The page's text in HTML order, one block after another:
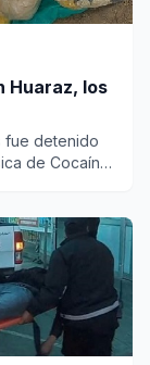
Huaraz, los
fue detenido
de Cocaína